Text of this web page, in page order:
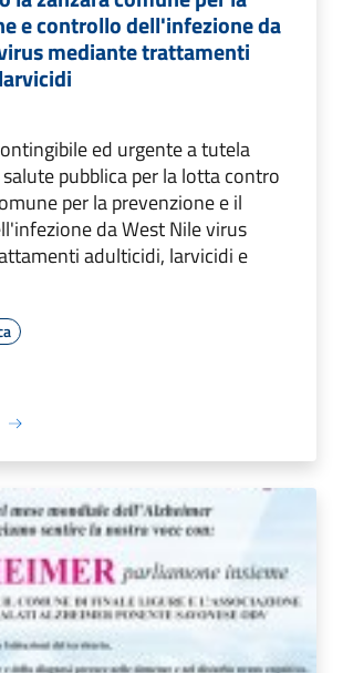
e controllo dell'infezione da
mediante trattamenti
ed urgente a tutela
pubblica per la lotta contro
per la prevenzione e il
da West Nile virus
adulticidi, larvicidi e